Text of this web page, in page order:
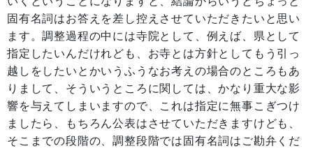
固有名詞はお答えを差し控えさせていただきたいと思い
ます。調整過程の中には寺院として、例えば、県として
指定したいんだけれども、お寺とは方針としてもう引っ
越しをしたいとかいうふうなお考えの場合のところもあ
りまして、そういうところに関しては、かなり重大な影
響を与えてしまいますので、これは指定に無事こぎつけ
ましたら、もちろん公表はさせていただきますけども、
そこまでの段階の、調整段階では固有名詞はご勘弁くだ